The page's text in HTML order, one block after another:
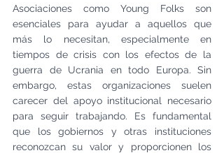
Asociaciones como Young Folks son
esenciales para ayudar a aquellos que
más lo necesitan, especialmente en
tiempos de crisis con los efectos de la
guerra de Ucrania en todo Europa. Sin
embargo, estas organizaciones suelen
carecer del apoyo institucional necesario
para seguir trabajando. Es fundamental
que los gobiernos y otras instituciones
reconozcan su valor y proporcionen los